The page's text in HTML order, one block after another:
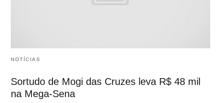
NOTÍCIAS
Sortudo de Mogi das Cruzes leva R$ 48 mil
na Mega-Sena